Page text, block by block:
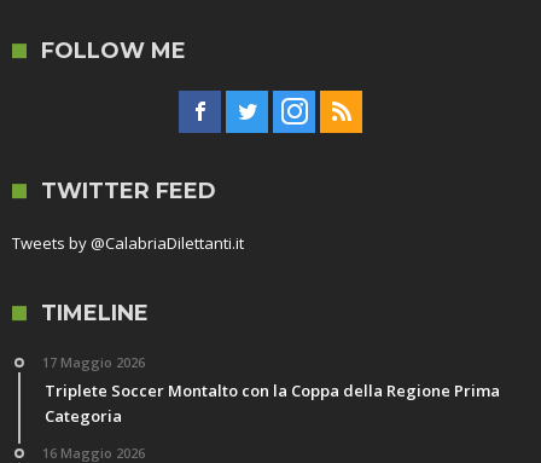
FOLLOW ME
TWITTER FEED
Tweets by @CalabriaDilettanti.it
TIMELINE
17 Maggio 2026
Triplete Soccer Montalto con la Coppa della Regione Prima
Categoria
16 Maggio 2026